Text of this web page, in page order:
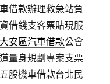
借款辦理救急站負
借錢支客票貼現服
大安區汽車借款公會
量身規劃專案支票
股機車借款台北民